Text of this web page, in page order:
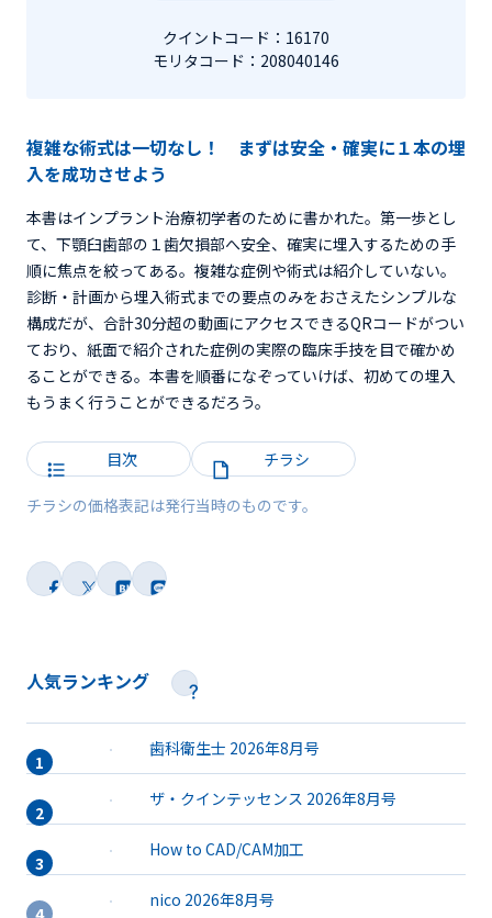
クイントコード：16170
モリタコード：208040146
複雑な術式は一切なし！ まずは安全・確実に１本の埋
入を成功させよう
本書はインプラント治療初学者のために書かれた。第一歩とし
て、下顎臼歯部の１歯欠損部へ安全、確実に埋入するための手
順に焦点を絞ってある。複雑な症例や術式は紹介していない。
診断・計画から埋入術式までの要点のみをおさえたシンプルな
構成だが、合計30分超の動画にアクセスできるQRコードがつい
ており、紙面で紹介された症例の実際の臨床手技を目で確かめ
ることができる。本書を順番になぞっていけば、初めての埋入
もうまく行うことができるだろう。
目次 チラシ
チラシの価格表記は発行当時のものです。
人気ランキング
歯科衛生士 2026年8月号
ザ・クインテッセンス 2026年8月号
How to CAD/CAM加工
nico 2026年8月号